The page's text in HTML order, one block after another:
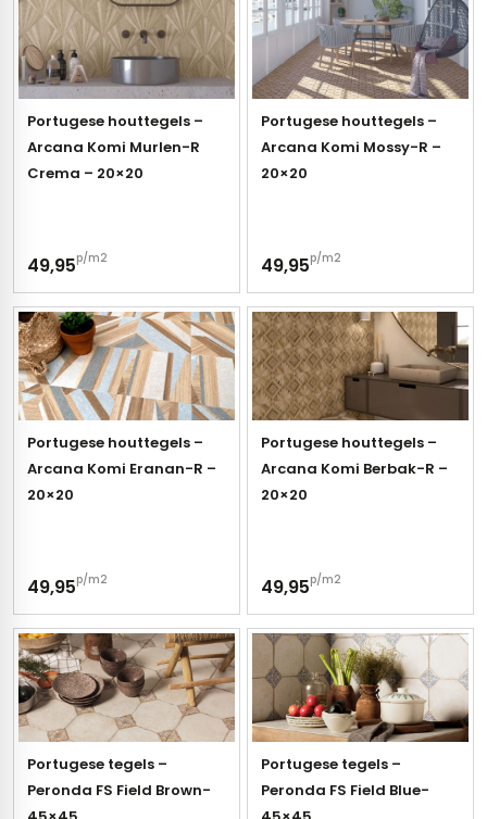
Portugese houttegels –
Arcana Komi Murlen-R
Crema – 20×20
49,95p/m2
Portugese houttegels –
Arcana Komi Mossy-R –
20×20
49,95p/m2
Portugese houttegels –
Arcana Komi Eranan-R –
20×20
49,95p/m2
Portugese houttegels –
Arcana Komi Berbak-R –
20×20
49,95p/m2
Portugese tegels –
Peronda FS Field Brown-
Portugese tegels –
Peronda FS Field Blue-